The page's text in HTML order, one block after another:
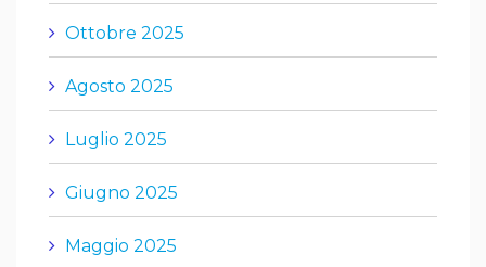
Ottobre 2025
Agosto 2025
Luglio 2025
Giugno 2025
Maggio 2025